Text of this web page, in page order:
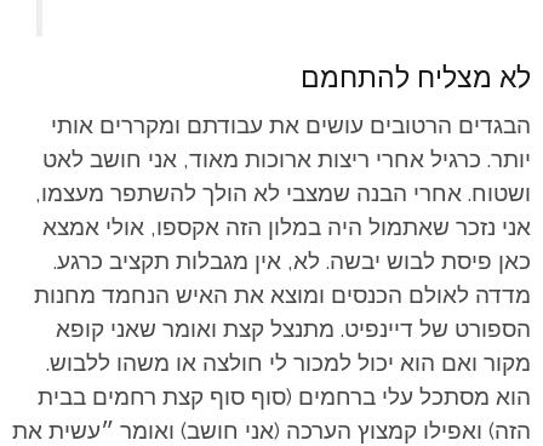
לא מצליח להתחמם
הבגדים הרטובים עושים את עבודתם ומקררים אותי
יותר. כרגיל אחרי ריצות ארוכות מאוד, אני חושב לאט
ושטוח. אחרי הבנה שמצבי לא הולך להשתפר מעצמו,
אני נזכר שאתמול היה במלון הזה אקספו, אולי אמצא
כאן פיסת לבוש יבשה. לא, אין מגבלות תקציב כרגע.
מדדה לאולם הכנסים ומוצא את האיש הנחמד מחנות
הספורט של דיינפיט. מתנצל קצת ואומר שאני קופא
מקור ואם הוא יכול למכור לי חולצה או משהו ללבוש.
הוא מסתכל עלי ברחמים (סוף סוף קצת רחמים בבית
הזה) ואפילו קמצוץ הערכה (אני חושב) ואומר ״עשית את